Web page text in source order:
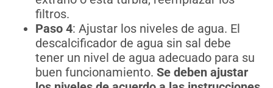
filtros.
Paso 4: Ajustar los niveles de agua. El
descalcificador de agua sin sal debe
tener un nivel de agua adecuado para su
buen funcionamiento. Se deben ajustar